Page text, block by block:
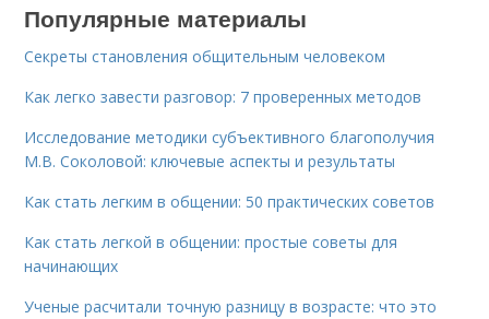
Популярные материалы
Секреты становления общительным человеком
Как легко завести разговор: 7 проверенных методов
Исследование методики субъективного благополучия
М.В. Соколовой: ключевые аспекты и результаты
Как стать легким в общении: 50 практических советов
Как стать легкой в общении: простые советы для
начинающих
Ученые расчитали точную разницу в возрасте: что это